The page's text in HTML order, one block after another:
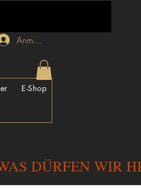
Anmelden
E-Shop
DÜRFEN WIR